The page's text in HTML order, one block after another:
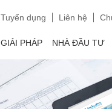
Tuyển dụng Liên hệ
PHÁP NHÀ ĐẦU TƯ